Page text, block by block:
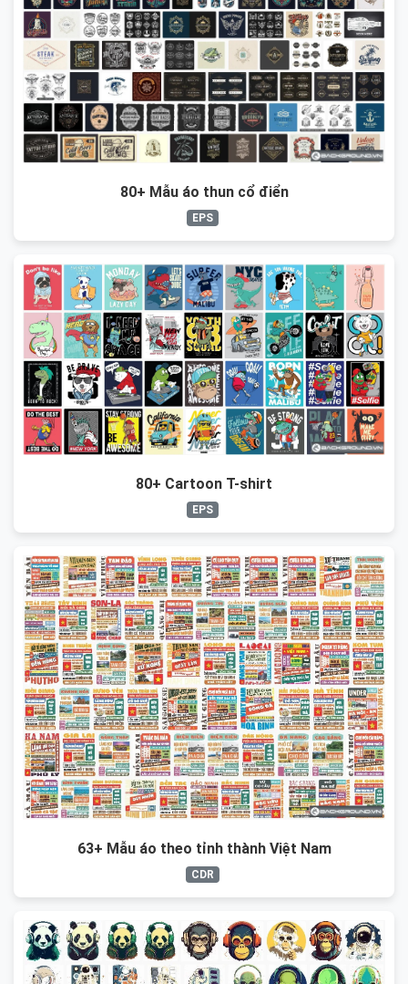
80+ Mẫu áo thun cổ điển
EPS
80+ Cartoon T-shirt
EPS
63+ Mẫu áo theo tỉnh thành Việt Nam
CDR